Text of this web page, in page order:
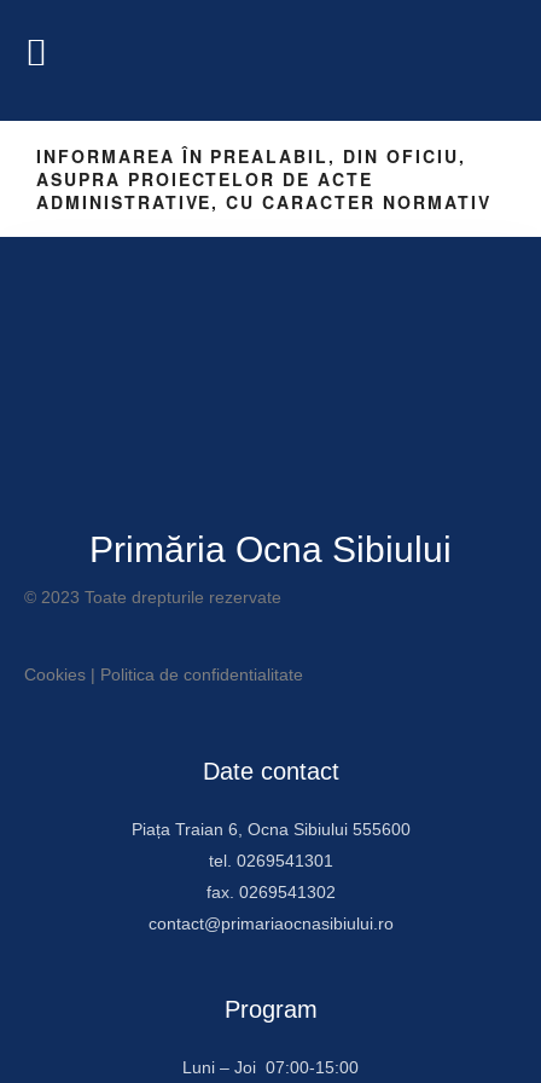
INFORMAREA ÎN PREALABIL, DIN OFICIU,
ASUPRA PROIECTELOR DE ACTE
ADMINISTRATIVE, CU CARACTER NORMATIV
Primăria Ocna Sibiului
© 2023 Toate drepturile rezervate
Cookies | Politica de confidentialitate
Date contact
Piața Traian 6, Ocna Sibiului 555600
tel. 0269541301
fax. 0269541302
contact@primariaocnasibiului.ro
Program
Luni – Joi 07:00-15:00